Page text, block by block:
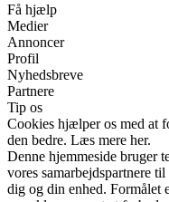
Få hjælp
Medier
Annoncer
Profil
Nyhedsbreve
Partnere
Tip os
Cookies hjælper os med at
den bedre. Læs mere her.
Denne hjemmeside bruger
vores samarbejdspartnere
dig og din enhed. Formålet